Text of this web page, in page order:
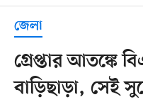
জেলা
গ্রেপ্তার আতঙ্কে
বাড়িছাড়া, সেই